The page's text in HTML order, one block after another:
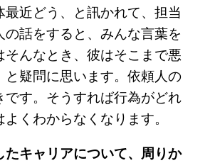
最近どう、と訊かれて、担当
の話をすると、みんな言葉を
そんなとき、彼はそこまで悪
と疑問に思います。依頼人の
です。そうすれば行為がどれ
くわからなくなります。
たキャリアについて、周りか